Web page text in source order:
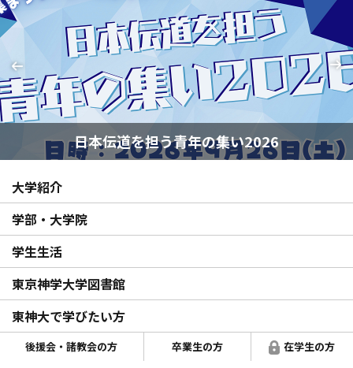
日本伝道を担う青年の集い2026
大学紹介
学部・大学院
学生生活
東京神学大学図書館
東神大で学びたい方
後援会・諸教会の方 卒業生の方 在学生の方